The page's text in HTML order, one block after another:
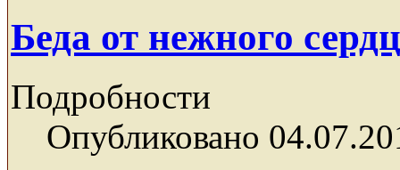
Беда от нежного
Подробности
Опубликовано